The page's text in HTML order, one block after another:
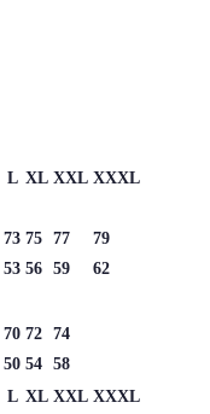
L XL XXL XXXL
73 75 77
79
53 56 59
62
70 72 74
50 54 58
L XL XXL XXXL